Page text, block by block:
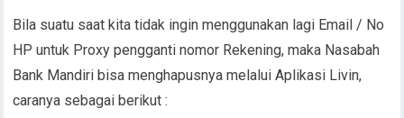
Bila suatu saat kita tidak ingin menggunakan lagi Email / No
HP untuk Proxy pengganti nomor Rekening, maka Nasabah
Bank Mandiri bisa menghapusnya melalui Aplikasi Livin,
caranya sebagai berikut :